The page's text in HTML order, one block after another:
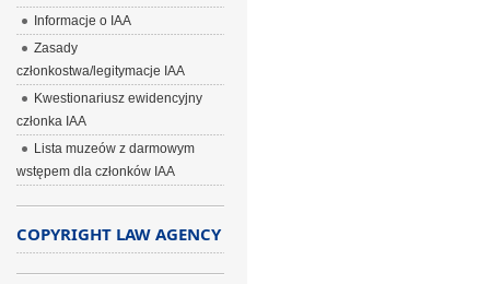
Informacje o IAA
Zasady
członkostwa/legitymacje IAA
Kwestionariusz ewidencyjny
członka IAA
Lista muzeów z darmowym
wstępem dla członków IAA
COPYRIGHT LAW AGENCY